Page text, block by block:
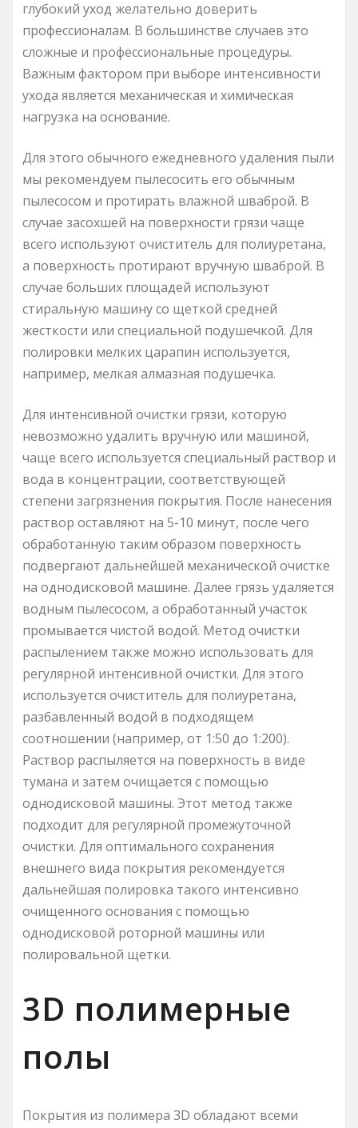
глубокий уход желательно доверить
профессионалам. В большинстве случаев это
сложные и профессиональные процедуры.
Важным фактором при выборе интенсивности
ухода является механическая и химическая
нагрузка на основание.
Для этого обычного ежедневного удаления пыли
мы рекомендуем пылесосить его обычным
пылесосом и протирать влажной шваброй. В
случае засохшей на поверхности грязи чаще
всего используют очиститель для полиуретана,
а поверхность протирают вручную шваброй. В
случае больших площадей используют
стиральную машину со щеткой средней
жесткости или специальной подушечкой. Для
полировки мелких царапин используется,
например, мелкая алмазная подушечка.
Для интенсивной очистки грязи, которую
невозможно удалить вручную или машиной,
чаще всего используется специальный раствор и
вода в концентрации, соответствующей
степени загрязнения покрытия. После нанесения
раствор оставляют на 5-10 минут, после чего
обработанную таким образом поверхность
подвергают дальнейшей механической очистке
на однодисковой машине. Далее грязь удаляется
водным пылесосом, а обработанный участок
промывается чистой водой. Метод очистки
распылением также можно использовать для
регулярной интенсивной очистки. Для этого
используется очиститель для полиуретана,
разбавленный водой в подходящем
соотношении (например, от 1:50 до 1:200).
Раствор распыляется на поверхность в виде
тумана и затем очищается с помощью
однодисковой машины. Этот метод также
подходит для регулярной промежуточной
очистки. Для оптимального сохранения
внешнего вида покрытия рекомендуется
дальнейшая полировка такого интенсивно
очищенного основания с помощью
однодисковой роторной машины или
полировальной щетки.
3D полимерные
полы
Покрытия из полимера 3D обладают всеми